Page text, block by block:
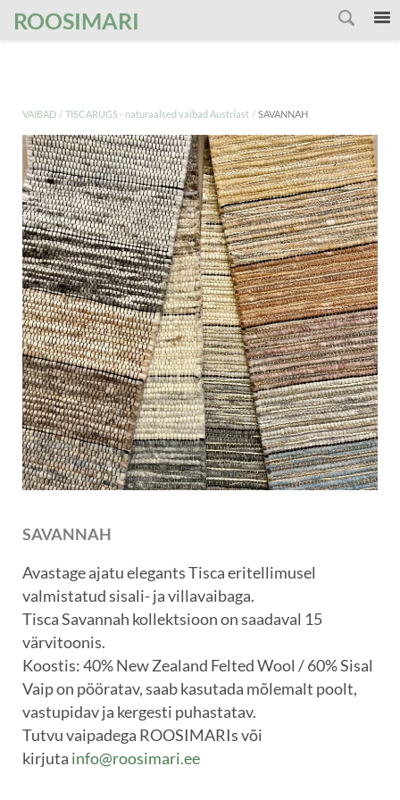
ROOSIMARI
VAIBAD / TISCARUGS - naturaalsed vaibad Austriast / SAVANNAH
SAVANNAH
Avastage ajatu elegants Tisca eritellimusel
valmistatud sisali- ja villavaibaga.
Tisca Savannah kollektsioon on saadaval 15
värvitoonis.
Koostis: 40% New Zealand Felted Wool / 60% Sisal
Vaip on pööratav, saab kasutada mõlemalt poolt,
vastupidav ja kergesti puhastatav.
Tutvu vaipadega ROOSIMARIs või
kirjuta info@roosimari.ee